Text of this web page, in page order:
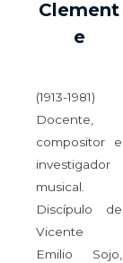
Clement
e
(1913-1981)
Docente,
compositor e
investigador
musical.
Discípulo de
Vicente
Emilio Sojo,